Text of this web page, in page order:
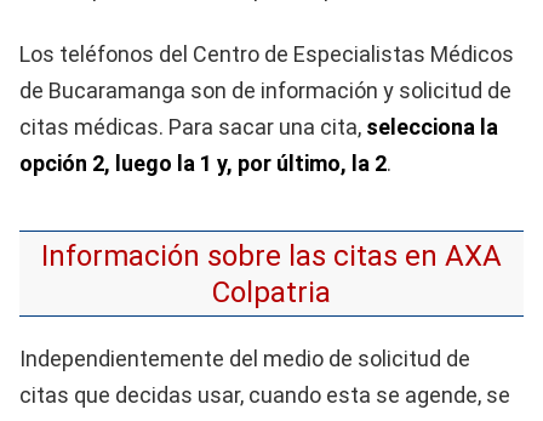
Los teléfonos del Centro de Especialistas Médicos
de Bucaramanga son de información y solicitud de
citas médicas. Para sacar una cita, selecciona la
opción 2, luego la 1 y, por último, la 2.
Información sobre las citas en AXA
Colpatria
Independientemente del medio de solicitud de
citas que decidas usar, cuando esta se agende, se